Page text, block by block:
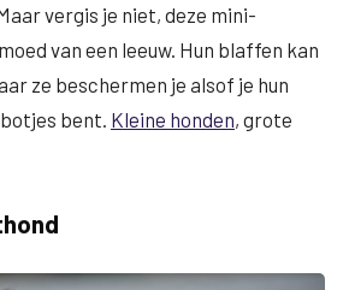
vergis je niet, deze mini-
van een leeuw. Hun blaffen kan
ze beschermen je alsof je hun
bent. Kleine honden, grote